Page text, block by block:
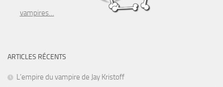
vampires…
ARTICLES RÉCENTS
L’empire du vampire de Jay Kristoff